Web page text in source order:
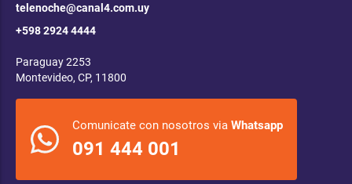
telenoche@canal4.com.uy
+598 2924 4444
Paraguay 2253
Montevideo, CP, 11800
Comunicate con nosotros via Whatsapp
091 444 001